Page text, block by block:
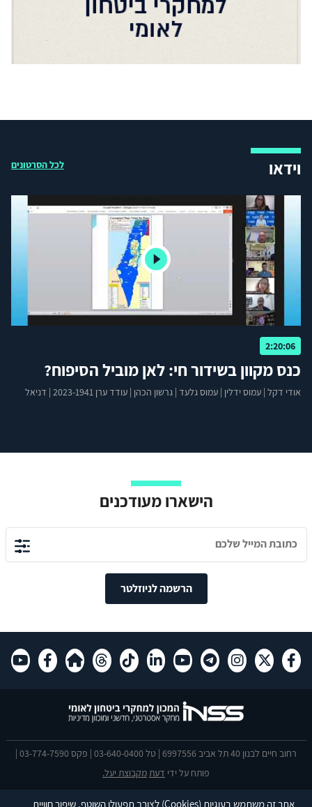
אתר זה משתמש בעוגיות (Cookies) לצורך תפעולו השוטף, שיפור חוויית
וידאו לכל הסרטונים
2:20:06
כנס מקוון בשידור חי: לאן מוביל הסיפוח?
אודי דקל עמוס ידלין עמוס גלעד גרשון הכהן עודד ערן 2023-1941
דניאל
הישארו מעודכנים
הרשמה לניוזלטר
רחוב חיים לבנון 40 תל אביב 6997556 | טל 03-640-0400 | פקס 03-774-7590 |
פותח על ידי דעת מקבוצת יעל.